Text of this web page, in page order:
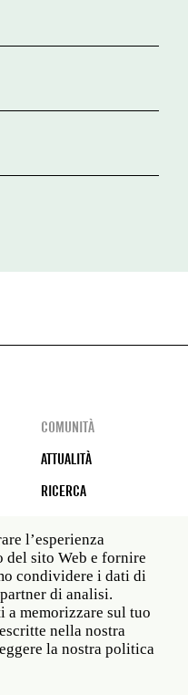
COMUNITÀ
ATTUALITÀ
RICERCA
Roma ITALIA · t 39
Third Floor New York
212 751 7220
l’esperienza
del sito Web e fornire
condividere i dati di
di analisi.
a memorizzare sul tuo
nella nostra
la nostra politica